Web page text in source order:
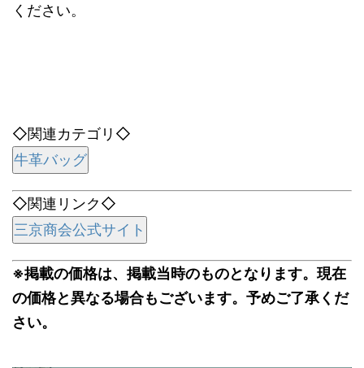
ください。
◇関連カテゴリ◇
牛革バッグ
◇関連リンク◇
三京商会公式サイト
※掲載の価格は、掲載当時のものとなります。現在
の価格と異なる場合もございます。予めご了承くだ
さい。